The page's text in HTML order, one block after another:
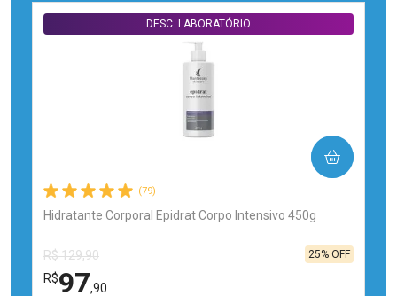
(79)
Hidratante Corporal Epidrat Corpo Intensivo 450g
DESC. LABORATÓRIO
R$ 129,90
R$97,90
25% OFF
COMPRAR